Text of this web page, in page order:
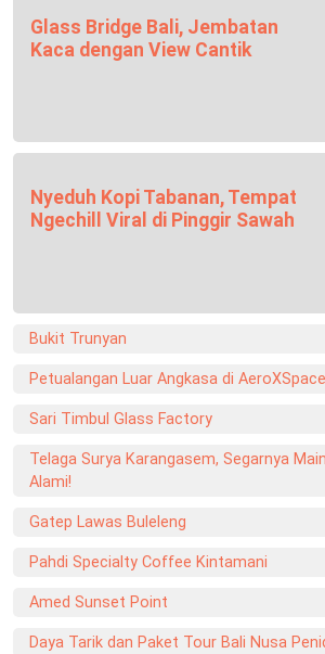
Glass Bridge Bali, Jembatan
Kaca dengan View Cantik
Nyeduh Kopi Tabanan, Tempat
Ngechill Viral di Pinggir Sawah
Bukit Trunyan
Petualangan Luar Angkasa di
Sari Timbul Glass Factory
Telaga Surya Karangasem, Segarnya
Alami!
Gatep Lawas Buleleng
Pahdi Specialty Coffee Kintamani
Amed Sunset Point
Daya Tarik dan Paket Tour Bali Nusa